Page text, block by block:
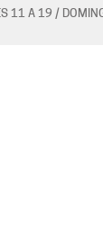
11 A 19 /